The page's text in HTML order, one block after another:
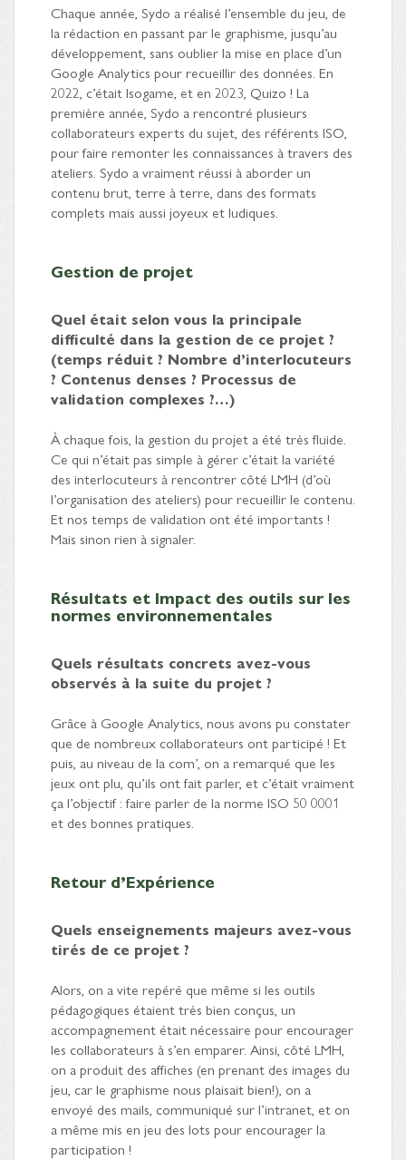
Chaque année, Sydo a réalisé l’ensemble du jeu, de
la rédaction en passant par le graphisme, jusqu’au
développement, sans oublier la mise en place d’un
Google Analytics pour recueillir des données. En
2022, c’était Isogame, et en 2023, Quizo ! La
première année, Sydo a rencontré plusieurs
collaborateurs experts du sujet, des référents ISO,
pour faire remonter les connaissances à travers des
ateliers. Sydo a vraiment réussi à aborder un
contenu brut, terre à terre, dans des formats
complets mais aussi joyeux et ludiques.
Gestion de projet
Quel était selon vous la principale
difficulté dans la gestion de ce projet ?
(temps réduit ? Nombre d’interlocuteurs
? Contenus denses ? Processus de
validation complexes ?…)
À chaque fois, la gestion du projet a été très fluide.
Ce qui n’était pas simple à gérer c’était la variété
des interlocuteurs à rencontrer côté LMH (d’où
l’organisation des ateliers) pour recueillir le contenu.
Et nos temps de validation ont été importants !
Mais sinon rien à signaler.
Résultats et Impact des outils sur les
normes environnementales
Quels résultats concrets avez-vous
observés à la suite du projet ?
Grâce à Google Analytics, nous avons pu constater
que de nombreux collaborateurs ont participé ! Et
puis, au niveau de la com’, on a remarqué que les
jeux ont plu, qu’ils ont fait parler, et c’était vraiment
ça l’objectif : faire parler de la norme ISO 50 0001
et des bonnes pratiques.
Retour d’Expérience
Quels enseignements majeurs avez-vous
tirés de ce projet ?
Alors, on a vite repéré que même si les outils
pédagogiques étaient très bien conçus, un
accompagnement était nécessaire pour encourager
les collaborateurs à s’en emparer. Ainsi, côté LMH,
on a produit des affiches (en prenant des images du
jeu, car le graphisme nous plaisait bien!), on a
envoyé des mails, communiqué sur l’intranet, et on
a même mis en jeu des lots pour encourager la
participation !